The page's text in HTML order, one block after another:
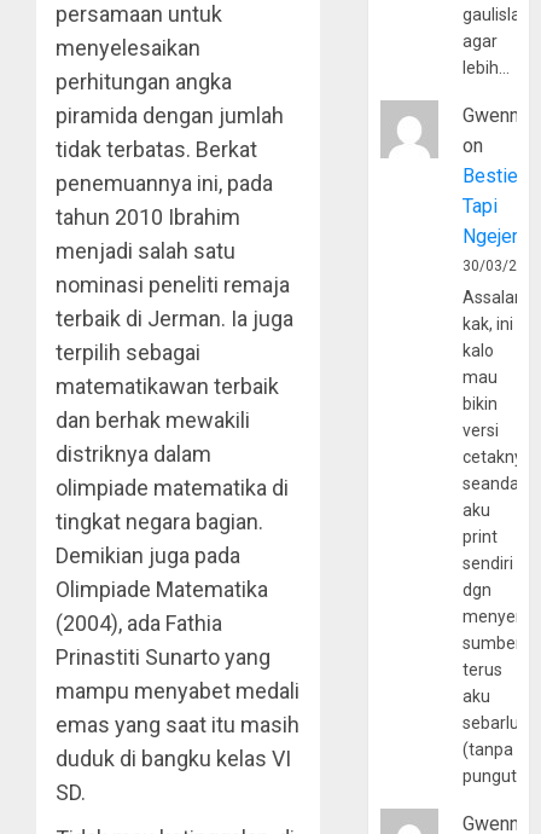
persamaan untuk
menyelesaikan
perhitungan angka
piramida dengan jumlah
tidak terbatas. Berkat
penemuannya ini, pada
tahun 2010 Ibrahim
menjadi salah satu
nominasi peneliti remaja
terbaik di Jerman. Ia juga
terpilih sebagai
matematikawan terbaik
dan berhak mewakili
distriknya dalam
olimpiade matematika di
tingkat negara bagian.
Demikian juga pada
Olimpiade Matematika
(2004), ada Fathia
Prinastiti Sunarto yang
mampu menyabet medali
emas yang saat itu masih
duduk di bangku kelas VI
SD.
agar
lebih…
Gwenny
on
Bestie
Tapi
30/03/
kak, ini
kalo
mau
bikin
versi
cetaknya
aku
print
sendiri
dgn
sumber
terus
aku
(tanpa
Gwenny